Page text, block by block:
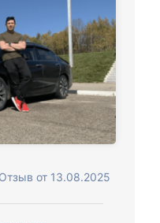
от 13.08.2025